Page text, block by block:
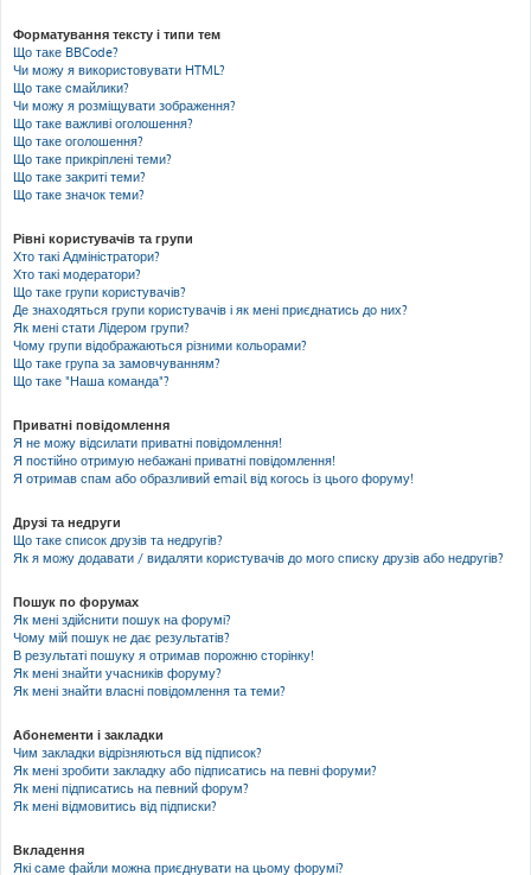
Форматування тексту і типи тем
Що таке BBCode?
Чи можу я використовувати HTML?
Що таке смайлики?
Чи можу я розміщувати зображення?
Що таке важливі оголошення?
Що таке оголошення?
Що таке прикріплені теми?
Що таке закриті теми?
Що таке значок теми?
Рівні користувачів та групи
Хто такі Адміністратори?
Хто такі модератори?
Що таке групи користувачів?
Де знаходяться групи користувачів і як мені приєднатись до них?
Як мені стати Лідером групи?
Чому групи відображаються різними кольорами?
Що таке група за замовчуванням?
Що таке "Наша команда"?
Приватні повідомлення
Я не можу відсилати приватні повідомлення!
Я постійно отримую небажані приватні повідомлення!
Я отримав спам або образливий email від когось із цього форуму!
Друзі та недруги
Що таке список друзів та недругів?
Як я можу додавати / видаляти користувачів до мого списку друзів або недругів?
Пошук по форумах
Як мені здійснити пошук на форумі?
Чому мій пошук не дає результатів?
В результаті пошуку я отримав порожню сторінку!
Як мені знайти учасників форуму?
Як мені знайти власні повідомлення та теми?
Абонементи і закладки
Чим закладки відрізняються від підписок?
Як мені зробити закладку або підписатись на певні форуми?
Як мені підписатись на певний форум?
Як мені відмовитись від підписки?
Вкладення
Які саме файли можна приєднувати на цьому форумі?